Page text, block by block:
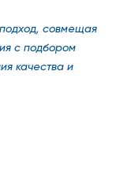
совмещая
с подбором
качества и